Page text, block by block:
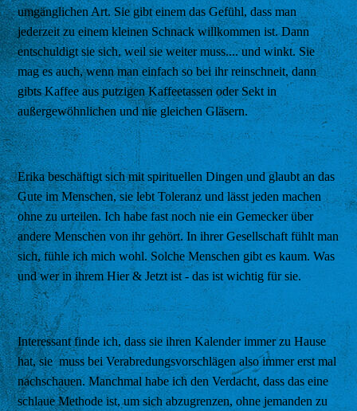
umgänglichen Art. Sie gibt einem das Gefühl, dass man
jederzeit zu einem kleinen Schnack willkommen ist. Dann
entschuldigt sie sich, weil sie weiter muss.... und winkt. Sie
mag es auch, wenn man einfach so bei ihr reinschneit, dann
gibts Kaffee aus putzigen Kaffeetassen oder Sekt in
außergewöhnlichen und nie gleichen Gläsern.
Erika beschäftigt sich mit spirituellen Dingen und glaubt an das
Gute im Menschen, sie lebt Toleranz und lässt jeden machen
ohne zu urteilen. Ich habe fast noch nie ein Gemecker über
andere Menschen von ihr gehört. In ihrer Gesellschaft fühlt man
sich, fühle ich mich wohl. Solche Menschen gibt es kaum. Was
und wer in ihrem Hier & Jetzt ist - das ist wichtig für sie.
Interessant finde ich, dass sie ihren Kalender immer zu Hause
hat, sie muss bei Verabredungsvorschlägen also immer erst mal
nachschauen. Manchmal habe ich den Verdacht, dass das eine
schlaue Methode ist, um sich abzugrenzen, ohne jemanden zu